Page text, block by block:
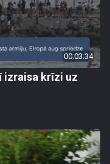
00:03:34
izraisa krīzi uz